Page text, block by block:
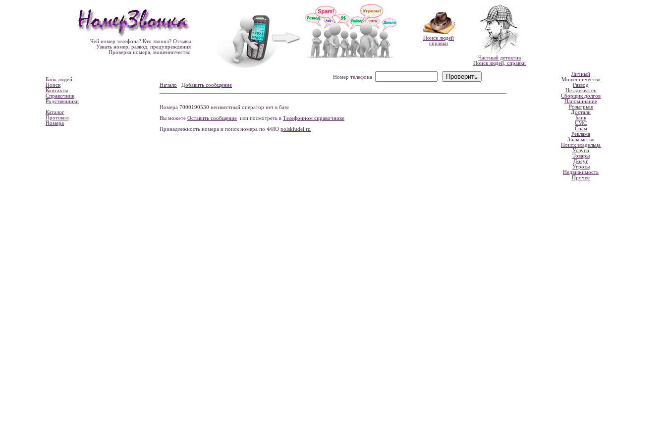
Чей номер телефона? Кто звонил? Отзывы
Узнать номер, развод, предупреждения
Проверка номера, мошенничество
Поиск людей
справки
Частный детектив
Поиск людей, справки
Банк людей
Поиск
Контакты
Справочник
Родственники
Каталог
Протокол
Номера
Номер телефона
Начало
Добавить сообщение
Номера 7000190530 неизвестный оператор нет в базе
Вы можете Оставить сообщение или посмотреть в Телефонном справочнике
Принадлежность номера и поиск номера по ФИО poiskludei.ru
Личный
Мошенничество
Развод
Не адекватен
Сборщик долгов
Напоминание
Розыгрыш
Достали
Банк
СМС
Спам
Реклама
Знакомство
Поиск владельца
Услуги
Товары
Досуг
Угрозы
Недвижимость
Прочее